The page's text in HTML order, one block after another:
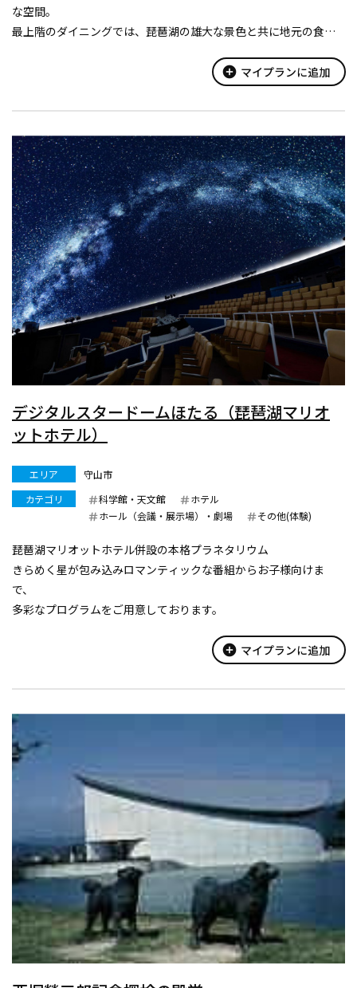
な空間。
最上階のダイニングでは、琵琶湖の雄大な景色と共に地元の食材
敷地内にはプールやテニスなどの多彩なアクティビティもご用
世界中で愛さ...
add_circle マイプランに追加
デジタルスタードームほたる（琵琶湖マリオ
ットホテル）
エリア
守山市
カテゴリ
科学館・天文館
ホテル
ホール（会議・展示場）・劇場
その他(体験)
琵琶湖マリオットホテル併設の本格プラネタリウム
きらめく星が包み込みロマンティックな番組からお子様向けま
で、
多彩なプログラムをご用意しております。
add_circle マイプランに追加